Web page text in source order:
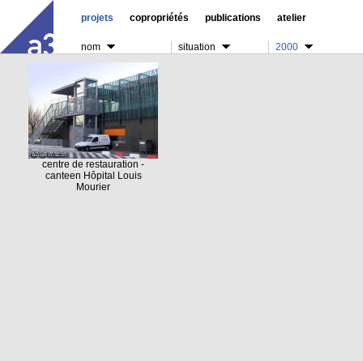
projets copropriétés publications atelier
nom situation 2000
centre de restauration -
canteen Hôpital Louis
Mourier